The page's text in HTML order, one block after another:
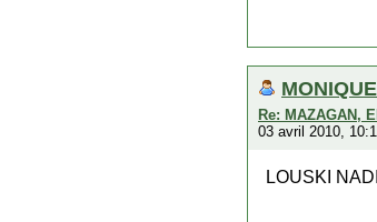
Re: MAZAGAN,
03 avril 2010,
LOUSKI